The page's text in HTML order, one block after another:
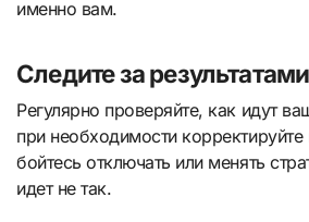
именно вам.
Следите за результатами
Регулярно проверяйте, как идут
при необходимости
бойтесь отключать или менять
идет не так.